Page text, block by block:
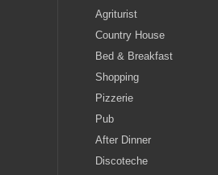
Agriturist
Country House
Bed & Breakfast
Shopping
Pizzerie
Pub
After Dinner
Discoteche